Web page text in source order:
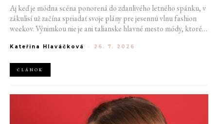
Aj keď je módna scéna ponorená do zdanlivého letného spánku, v
zákulisí už začína spriadať svoje plány pre jesennú vlnu fashion
weekov. Výnimkou nie je ani talianske hlavné mesto módy, ktoré
od 22. do 28. septembra privíta tradičné mená, pozornosť však
značky Moschino.
Kateřina Hlaváčková - 26. 7. 2026
ČLÁNOK